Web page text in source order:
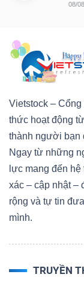
08/
Vietstock –
thức hoạt động
thành người bạn
Ngay từ những
lực mang đến
xác – cập nhật –
rộng và tự tin
mình.
TRUYỀN